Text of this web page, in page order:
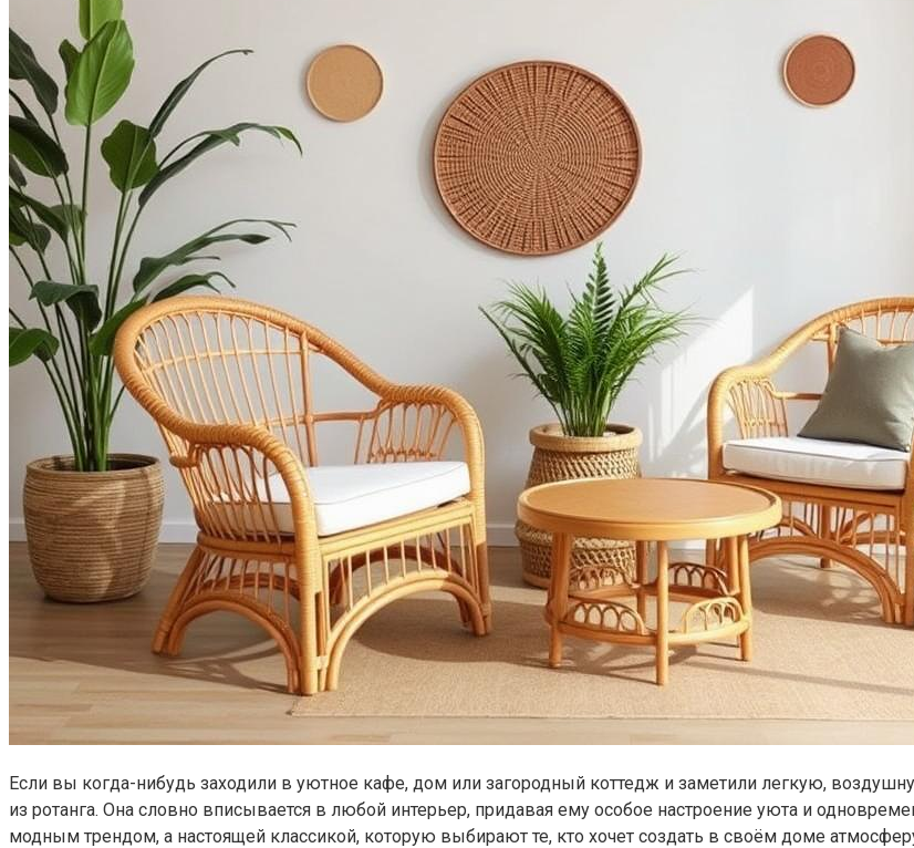
Если вы когда-нибудь заходили в уютное кафе, дом или загородный коттедж и заметили легкую,
из ротанга. Она словно вписывается в любой интерьер, придавая ему особое настроение уюта и
модным трендом, а настоящей классикой, которую выбирают те, кто хочет создать в своём доме